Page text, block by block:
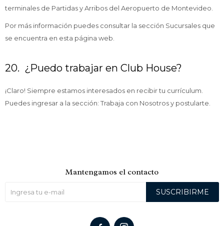
terminales de Partidas y Arribos del Aeropuerto de Montevideo.
Por más información puedes consultar la sección Sucursales que
se encuentra en esta página web.
20. ¿Puedo trabajar en Club House?
¡Claro! Siempre estamos interesados en recibir tu currículum.
Puedes ingresar a la sección: Trabaja con Nosotros y postularte.
Mantengamos el contacto
SUSCRIBIRME